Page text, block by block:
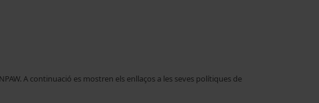
A continuació es mostren els enllaços a les seves polítiques de